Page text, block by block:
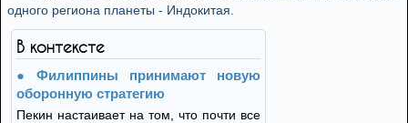
одного региона планеты - Индокитая.
В контексте
Филиппины принимают новую
оборонную стратегию
Пекин настаивает на том, что почти все